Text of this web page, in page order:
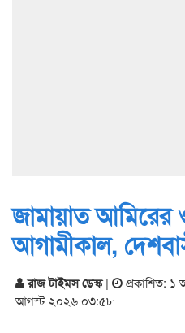
জামায়াত আমিরের
আগামীকাল,
রাজ টাইমস ডেস্ক| প্রকাশিত:
আগস্ট ২০২৬ ০৩:৫৮